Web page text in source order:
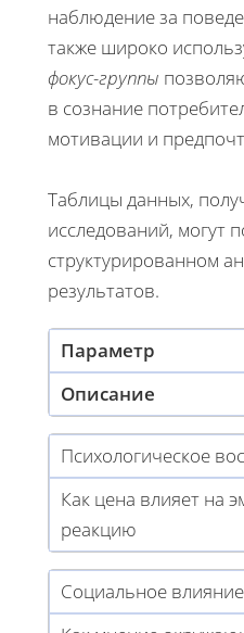
наблюдение за
также широко
фокус-группы
в сознание
мотивации и
Таблицы данных,
исследований, могут
структурированном
результатов.
Параметр
Описание
Психологическое
Как цена влияет на
реакцию
Социальное влияние